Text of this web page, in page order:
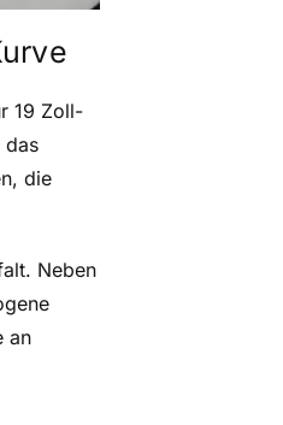
19 Zoll-
das
die
Neben
an